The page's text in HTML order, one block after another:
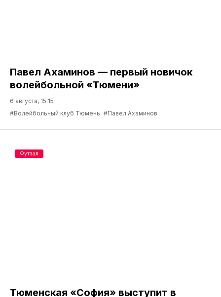
Павел Ахаминов — первый новичок
волейбольной «Тюмени»
6 августа, 15:15
#Волейбольный клуб Тюмень #Павел Ахаминов
Тюменская «София» выступит в
Футзал